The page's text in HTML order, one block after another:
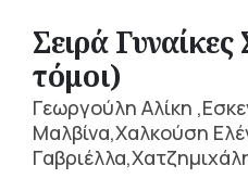
Σειρά
τόμοι)
Γεωργούλη Αλίκη
Μαλβίνα,Χαλκούση